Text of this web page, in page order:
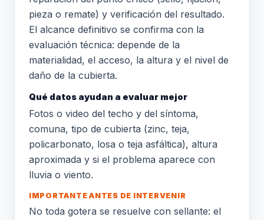
pieza o remate) y verificación del resultado.
El alcance definitivo se confirma con la
evaluación técnica: depende de la
materialidad, el acceso, la altura y el nivel de
daño de la cubierta.
Qué datos ayudan a evaluar mejor
Fotos o video del techo y del síntoma,
comuna, tipo de cubierta (zinc, teja,
policarbonato, losa o teja asfáltica), altura
aproximada y si el problema aparece con
lluvia o viento.
IMPORTANTE ANTES DE INTERVENIR
No toda gotera se resuelve con sellante: el